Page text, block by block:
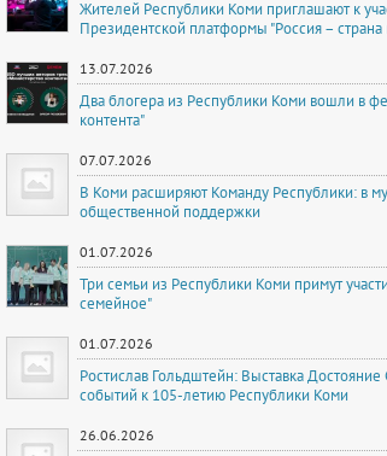
Жителей Республики Коми приглашают к
Президентской платформы "Россия –
13.07.2026
Два блогера из Республики Коми вошли в
контента"
07.07.2026
В Коми расширяют Команду Республики: в
общественной поддержки
01.07.2026
Три семьи из Республики Коми примут
семейное"
01.07.2026
Ростислав Гольдштейн: Выставка
событий к 105-летию Республики Коми
26.06.2026